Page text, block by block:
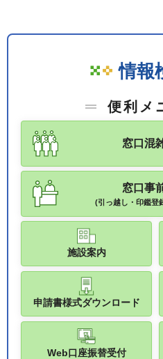
情報
便利メ
窓口混
窓口事
(引っ越し・印鑑登
施設案内
申請書様式ダウンロード
Web口座振替受付